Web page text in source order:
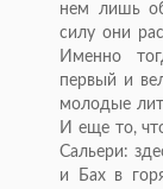
нем лишь
силу они
Именно
первый и
молодые
И еще то,
Сальери:
и Бах в